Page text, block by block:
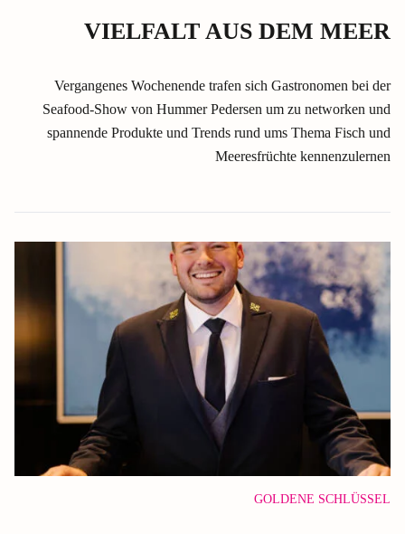
VIELFALT AUS DEM MEER
Vergangenes Wochenende trafen sich Gastronomen bei der
Seafood-Show von Hummer Pedersen um zu networken und
spannende Produkte und Trends rund ums Thema Fisch und
Meeresfrüchte kennenzulernen
GOLDENE SCHLÜSSEL